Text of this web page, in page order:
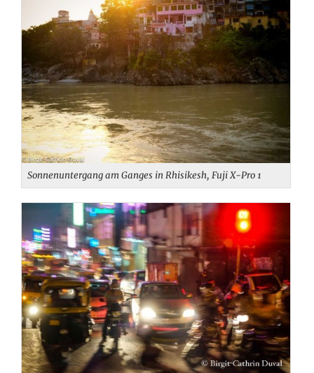
Sonnenuntergang am Ganges in Rhisikesh, Fuji X-Pro 1